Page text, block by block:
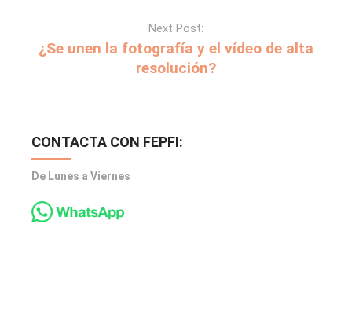
Next Post:
¿Se unen la fotografía y el vídeo de alta
resolución?
CONTACTA CON FEPFI:
De Lunes a Viernes